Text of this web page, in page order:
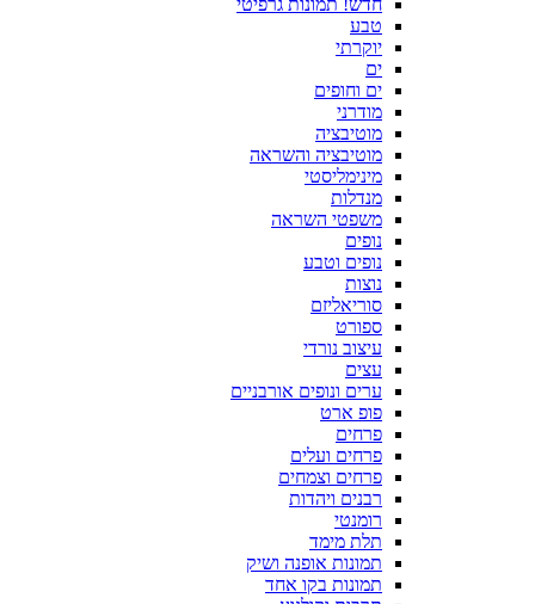
טבע
יוקרתי
ים
ים וחופים
מודרני
מוטיבציה
מוטיבציה והשראה
מינימליסטי
מנדלות
משפטי השראה
נופים
נופים וטבע
נוצות
סוריאליזם
ספורט
עיצוב נורדי
עצים
ערים ונופים אורבניים
פופ ארט
פרחים
פרחים ועלים
פרחים וצמחים
רבנים ויהדות
רומנטי
תלת מימד
תמונות אופנה ושיק
תמונות בקו אחד